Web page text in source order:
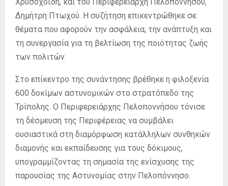
Δημήτρη Πτωχού. Η συζήτηση επικεντρώθηκε σε
θέματα που αφορούν την ασφάλεια, την ανάπτυξη και
τη συνεργασία για τη βελτίωση της ποιότητας ζωής
των πολιτών.
Στο επίκεντρο της συνάντησης βρέθηκε η φιλοξενία
600 δοκίμων αστυνομικών στο στρατόπεδο της
Τρίπολης. Ο Περιφερειάρχης Πελοποννήσου τόνισε
τη δέσμευση της Περιφέρειας να συμβάλει
ουσιαστικά στη διαμόρφωση κατάλληλων συνθηκών
διαμονής και εκπαίδευσης για τους δόκιμους,
υπογραμμίζοντας τη σημασία της ενίσχυσης της
παρουσίας της Αστυνομίας στην Πελοπόννησο.